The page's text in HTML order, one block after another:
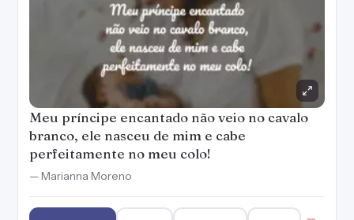
Meu príncipe encantado não veio no cavalo
branco, ele nasceu de mim e cabe
perfeitamente no meu colo!
— Marianna Moreno